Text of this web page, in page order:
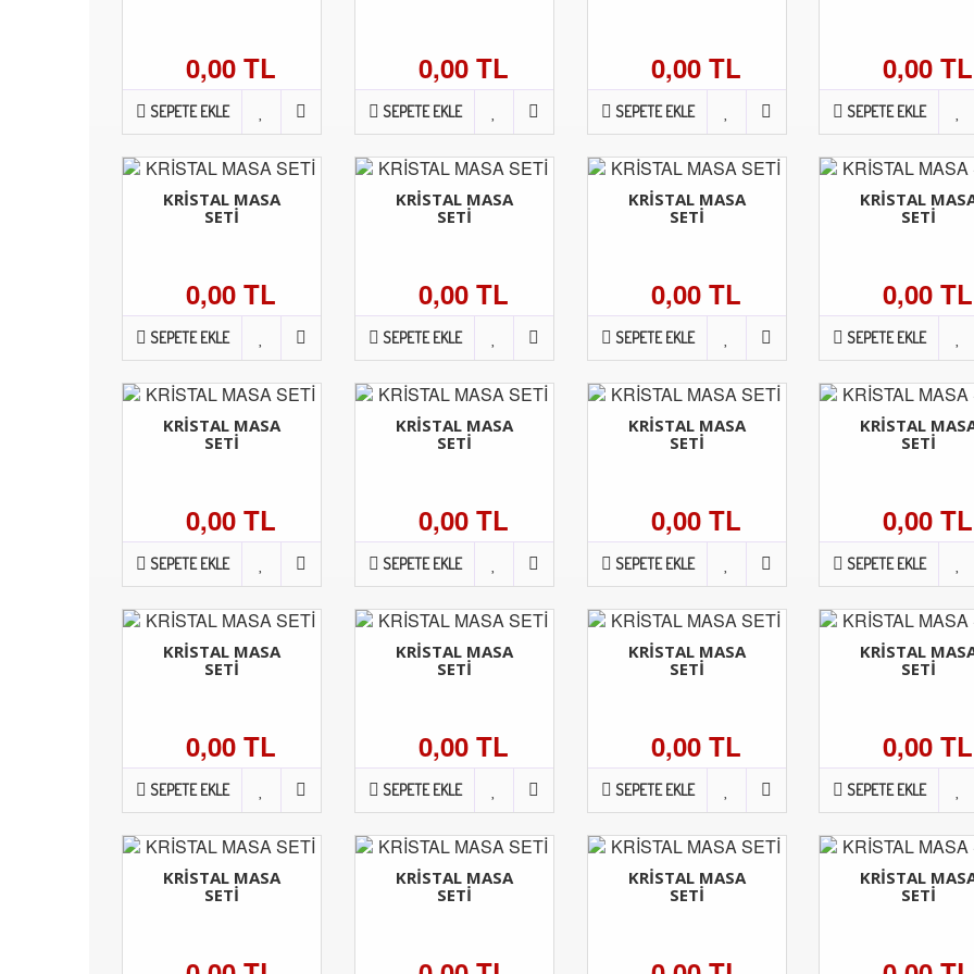
0,00 TL
SEPETE EKLE
0,00 TL
SEPETE EKLE
0,00 TL
SEPETE EKLE
0,00 TL
SEPETE EKLE
KRİSTAL MASA
SETİ
0,00 TL
SEPETE EKLE
KRİSTAL MASA
SETİ
0,00 TL
SEPETE EKLE
KRİSTAL MASA
SETİ
0,00 TL
SEPETE EKLE
KRİSTAL
SETİ
0,00 TL
SEPETE EKLE
KRİSTAL MASA
SETİ
0,00 TL
SEPETE EKLE
KRİSTAL MASA
SETİ
0,00 TL
SEPETE EKLE
KRİSTAL MASA
SETİ
0,00 TL
SEPETE EKLE
KRİSTAL
SETİ
0,00 TL
SEPETE EKLE
KRİSTAL MASA
SETİ
0,00 TL
SEPETE EKLE
KRİSTAL MASA
SETİ
0,00 TL
SEPETE EKLE
KRİSTAL MASA
SETİ
0,00 TL
SEPETE EKLE
KRİSTAL
SETİ
0,00 TL
SEPETE EKLE
KRİSTAL MASA
SETİ
KRİSTAL MASA
SETİ
KRİSTAL MASA
SETİ
KRİSTAL
SETİ